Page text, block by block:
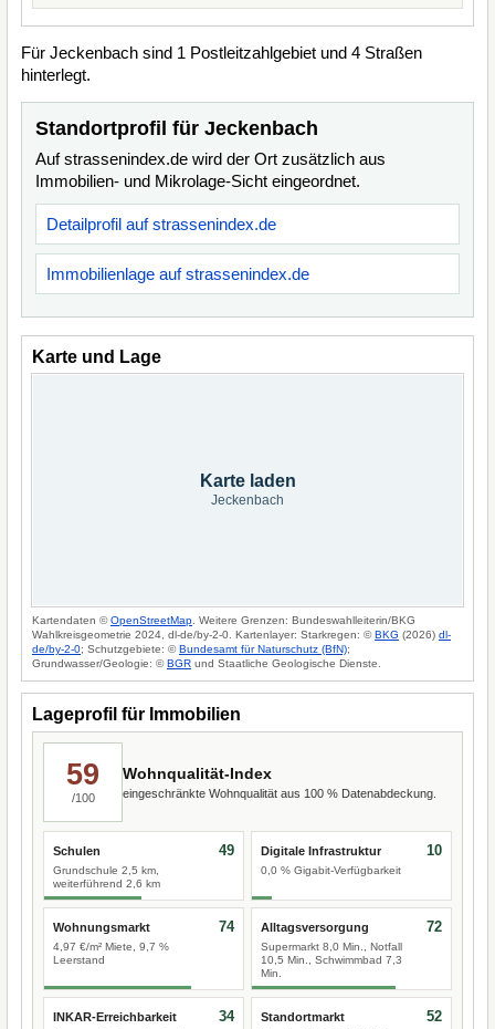
Für Jeckenbach sind 1 Postleitzahlgebiet und 4 Straßen
hinterlegt.
Standortprofil für Jeckenbach
Auf strassenindex.de wird der Ort zusätzlich aus
Immobilien- und Mikrolage-Sicht eingeordnet.
Detailprofil auf strassenindex.de
Immobilienlage auf strassenindex.de
Karte und Lage
Karte laden
Jeckenbach
Kartendaten ©OpenStreetMap . Weitere Grenzen: Bundeswahlleiterin/BKG
Wahlkreisgeometrie 2024, dl-de/by-2-0. Kartenlayer: Starkregen: ©BKG (2026) dl-
de/by-2-0; Schutzgebiete: ©Bundesamt für Naturschutz (BfN);
Grundwasser/Geologie: ©BGR und Staatliche Geologische Dienste.
Lageprofil für Immobilien
59
/100
Wohnqualität-Index
eingeschränkte Wohnqualität aus 100 % Datenabdeckung.
Schulen
Grundschule 2,5 km,
weiterführend 2,6 km
49 Digitale Infrastruktur
0,0 % Gigabit-Verfügbarkeit
10
Wohnungsmarkt
4,97 €/m² Miete, 9,7 %
Leerstand
74 Alltagsversorgung
Supermarkt 8,0 Min., Notfall
10,5 Min., Schwimmbad 7,3
Min.
72
INKAR-Erreichbarkeit 34 Standortmarkt 52